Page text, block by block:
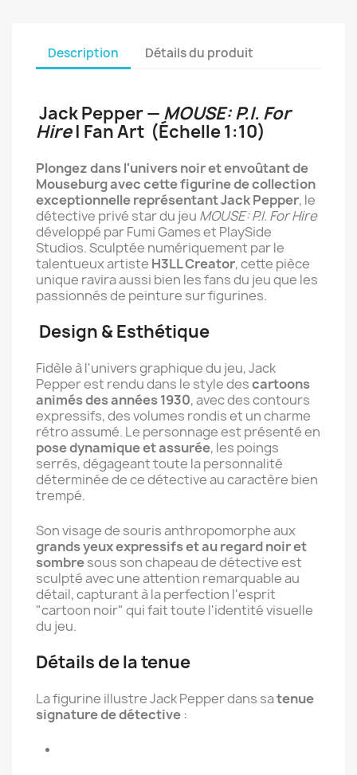
Description Détails du produit
Jack Pepper — MOUSE: P.I. For
Hire| Fan Art (Échelle 1:10)
Plongez dans l'univers noir et envoûtant de
Mouseburg avec cette figurine de collection
exceptionnelle représentant Jack Pepper, le
détective privé star du jeu MOUSE: P.I. For Hire
développé par Fumi Games et PlaySide
Studios. Sculptée numériquement par le
talentueux artiste H3LL Creator, cette pièce
unique ravira aussi bien les fans du jeu que les
passionnés de peinture sur figurines.
Design & Esthétique
Fidèle à l'univers graphique du jeu, Jack
Pepper est rendu dans le style descartoons
animés des années 1930, avec des contours
expressifs, des volumes rondis et un charme
rétro assumé. Le personnage est présenté en
pose dynamique et assurée, les poings
serrés, dégageant toute la personnalité
déterminée de ce détective au caractère bien
trempé.
Son visage de souris anthropomorphe aux
grands yeux expressifs et au regard noir et
sombresous son chapeau de détective est
sculpté avec une attention remarquable au
détail, capturant à la perfection l'esprit
"cartoon noir" qui fait toute l'identité visuelle
du jeu.
Détails de la tenue
La figurine illustre Jack Pepper dans satenue
signature de détective :